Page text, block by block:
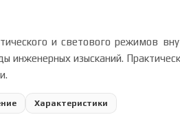
и светового режимов
инженерных изысканий.
Характеристики